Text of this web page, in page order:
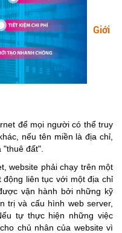
Giới
để mọi người có thể truy
nếu tên miền là địa chỉ,
đất".
website phải chạy trên một
liên tục với một địa chỉ
vận hành bởi những kỹ
trị và cấu hình web server,
tự thực hiện những việc
chủ nhân của website vì